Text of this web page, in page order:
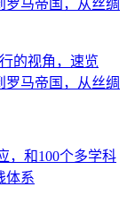
的视角，速览
罗马帝国，从丝绸